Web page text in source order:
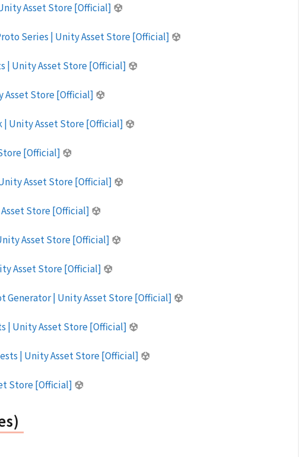
Asset Store [Official]
Series | Unity Asset Store [Official]
| Unity Asset Store [Official]
Asset Store [Official]
| Unity Asset Store [Official]
[Official]
Asset Store [Official]
Store [Official]
Asset Store [Official]
Asset Store [Official]
Generator | Unity Asset Store [Official]
| Unity Asset Store [Official]
| Unity Asset Store [Official]
Store [Official]